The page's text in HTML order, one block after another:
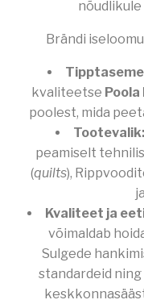
Brändi
kvaliteetse
poolest, mida
Tootevalik:
peamiselt
(quilts),
Kvaliteet ja
võimaldab
Sulgede
standardeid